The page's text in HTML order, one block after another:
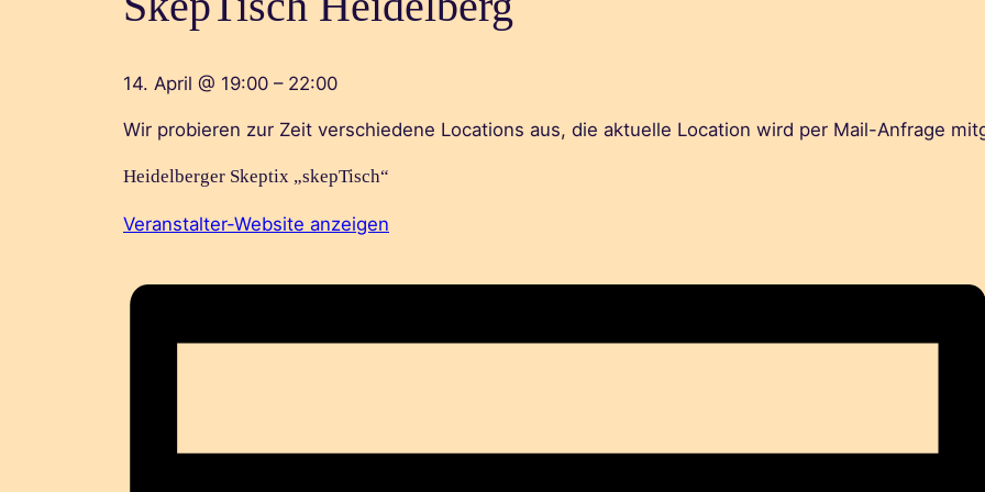
14. April @ 19:00 – 22:00
Wir probieren zur Zeit verschiedene Locations aus, die aktuelle Location wird per Mail-Anfrage
Heidelberger Skeptix „skepTisch“
Veranstalter-Website anzeigen